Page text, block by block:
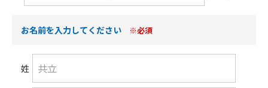
お名前を入力してください ※必須
姓